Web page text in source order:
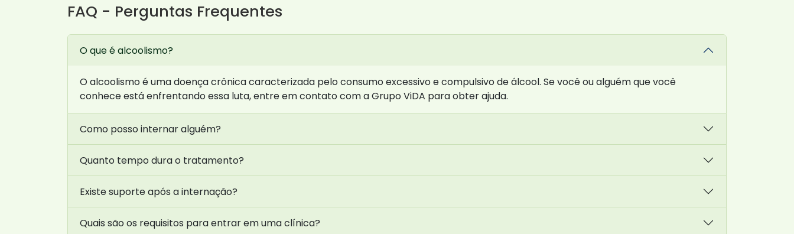
FAQ - Perguntas Frequentes
O que é alcoolismo?
O alcoolismo é uma doença crônica caracterizada pelo consumo excessivo e compulsivo de álcool. Se você ou alguém que você
conhece está enfrentando essa luta, entre em contato com a Grupo ViDA para obter ajuda.
Como posso internar alguém?
Quanto tempo dura o tratamento?
Existe suporte após a internação?
Quais são os requisitos para entrar em uma clínica?